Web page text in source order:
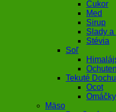
Cukor
Med
Sirup
Slady a
Stévia
Soľ
Tekuté
Ocot
Omáčky
Mäso